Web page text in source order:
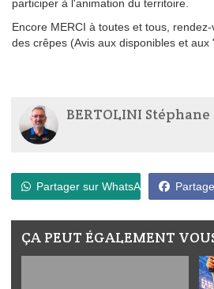
participer à l'animation du territoire.
Encore MERCI à toutes et tous,
des crêpes (Avis aux disponibles et aux
BERTOLINI Stéphane
Partager sur WhatsApp
ÇA PEUT ÉGALEMENT